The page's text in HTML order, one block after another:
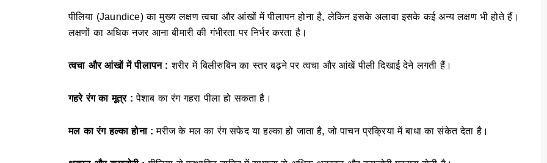
पीलिया (Jaundice) का मुख्य लक्षण त्वचा और आंखों में पीलापन होना है, लेकिन इसके अलावा इसके कई अन्य लक्षण भी होते हैं।
लक्षणों का अधिक नजर आना बीमारी की गंभीरता पर निर्भर करता है।
त्वचा और आंखों में पीलापन :शरीर में बिलीरुबिन का स्तर बढ़ने पर त्वचा और आंखें पीली दिखाई देने लगती हैं।
गहरे रंग का मूत्र :पेशाब का रंग गहरा पीला हो सकता है।
मल का रंग हल्का होना :मरीज के मल का रंग सफेद या हल्का हो जाता है, जो पाचन प्रक्रिया में बाधा का संकेत देता है।